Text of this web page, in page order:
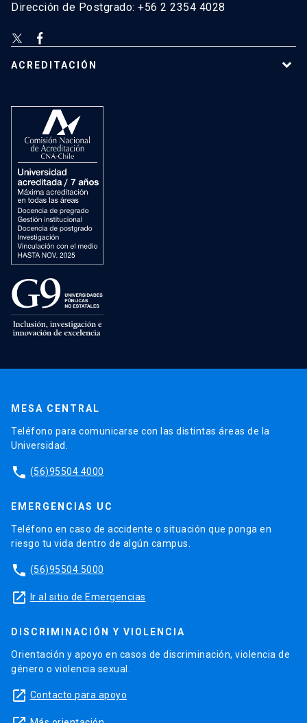
Dirección de Postgrado: +56 2 2354 4028
ACREDITACIÓN
MESA CENTRAL
Teléfono para comunicarse con las distintas áreas de la
Universidad.
phone (56)95504 4000
EMERGENCIAS UC
Teléfono en caso de accidente o situación que ponga en
riesgo tu vida dentro de algún campus.
phone (56)95504 5000
launch Ir al sitio de Emergencias
DISCRIMINACIÓN Y VIOLENCIA
Orientación y apoyo en casos de discriminación, violencia de
género o violencia sexual.
launch Contacto para apoyo